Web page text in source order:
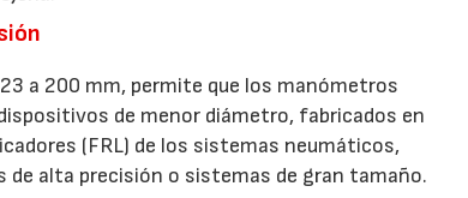
a 200 mm, permite que los manómetros
de menor diámetro, fabricados en
(FRL) de los sistemas neumáticos,
de alta precisión o sistemas de gran tamaño.